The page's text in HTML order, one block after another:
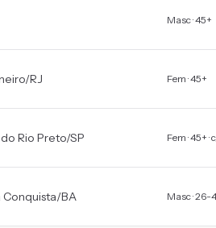
Masc · 45+
/RJ Fem · 45+
Rio Preto/SP Fem · 45+ ·
/BA Masc · 26-